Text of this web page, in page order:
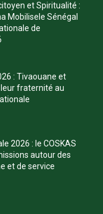
et Spiritualité :
Mobilisele Sénégal
de
: Tivaouane et
fraternité au
2026 : le COSKAS
autour des
et de service